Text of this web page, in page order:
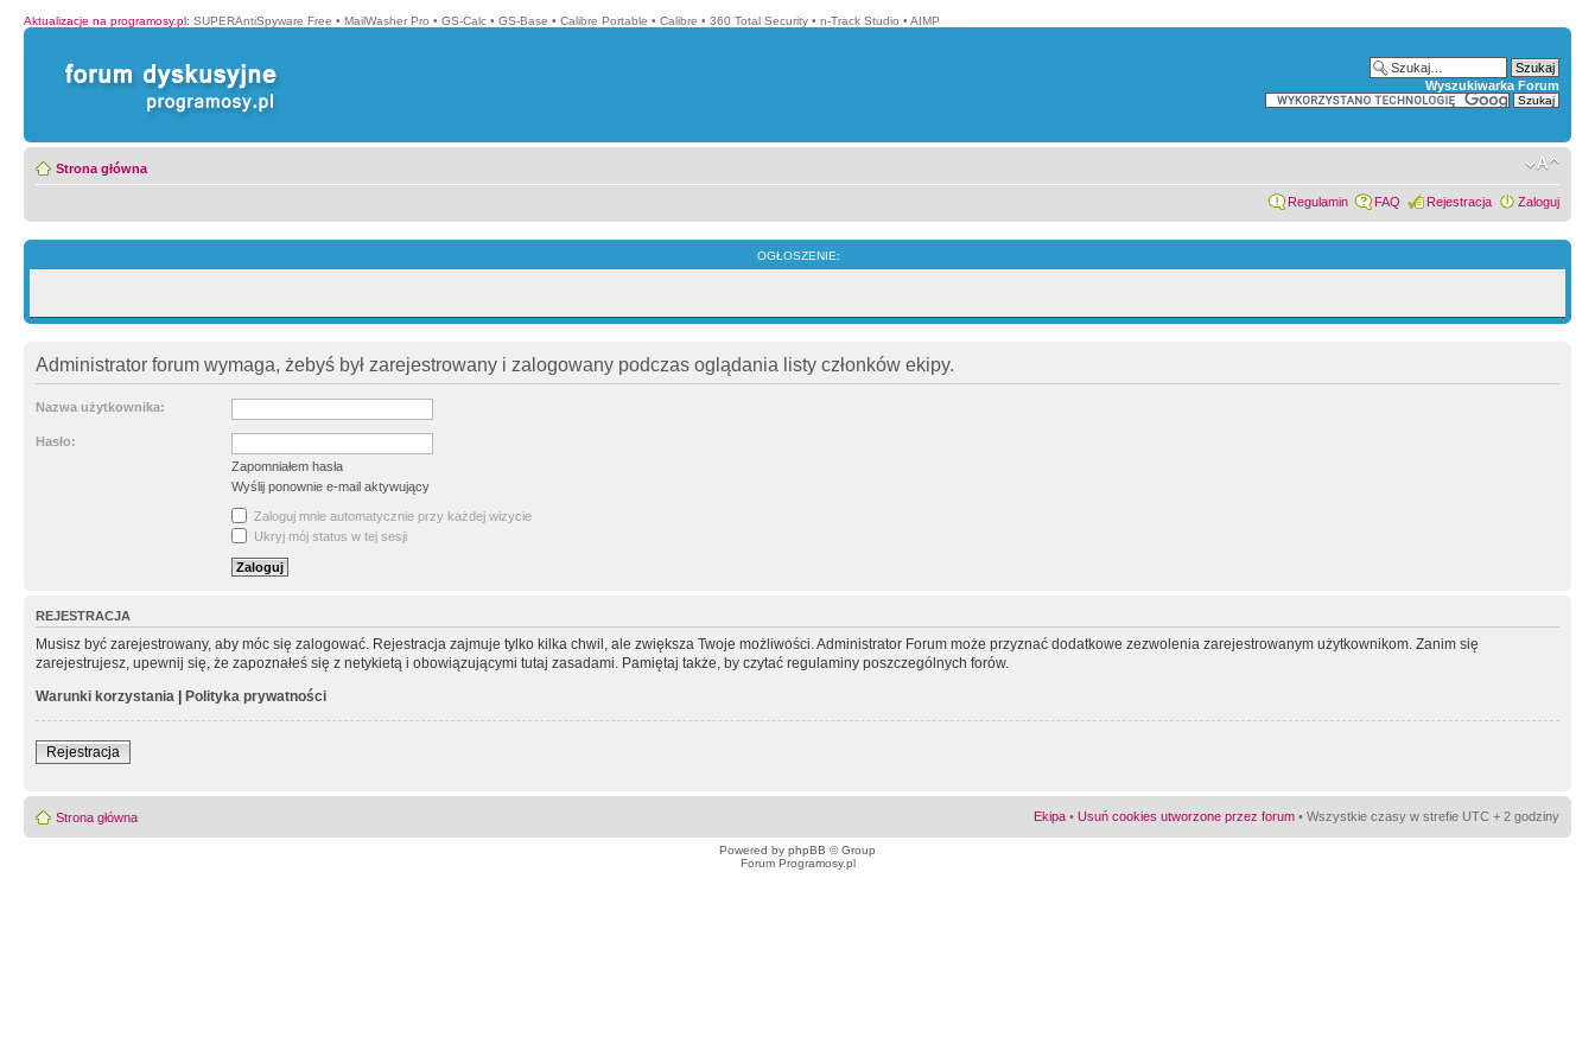
Aktualizacje na programosy.pl: SUPERAntiSpyware Free • MailWasher Pro • GS-Calc • GS-Base • Calibre Portable • Calibre • 360 Total Security • n-Track Studio • AIMP
Wyszukiwarka Forum
Strona główna
Regulamin FAQ Rejestracja Zaloguj
OGŁOSZENIE:
Administrator forum wymaga, żebyś był zarejestrowany i zalogowany podczas oglądania listy członków ekipy.
Nazwa użytkownika:
Hasło:
Zapomniałem hasła
Wyślij ponownie e-mail aktywujący
Zaloguj mnie automatycznie przy każdej wizycie
Ukryj mój status w tej sesji
REJESTRACJA
Musisz być zarejestrowany, aby móc się zalogować. Rejestracja zajmuje tylko kilka chwil, ale zwiększa Twoje możliwości. Administrator Forum może przyznać dodatkowe zezwolenia zarejestrowanym użytkownikom. Zanim się
zarejestrujesz, upewnij się, że zapoznałeś się z netykietą i obowiązującymi tutaj zasadami. Pamiętaj także, by czytać regulaminy poszczególnych forów.
Warunki korzystania | Polityka prywatności
Rejestracja
Strona główna Ekipa • Usuń cookies utworzone przez forum • Wszystkie czasy w strefie UTC + 2 godziny
Powered by phpBB © Group
Forum Programosy.pl